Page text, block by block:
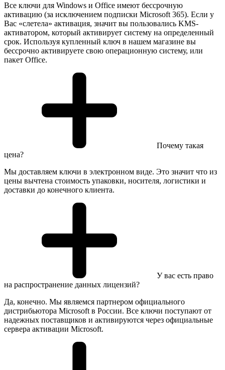
Все ключи для Windows и Office имеют бессрочную
активацию (за исключением подписки Microsoft 365). Если у
Вас «слетела» активация, значит вы пользовались KMS-
активатором, который активирует систему на определенный
срок. Используя купленный ключ в нашем магазине вы
бессрочно активируете свою операционную систему, или
пакет Office.
Почему такая
цена?
Мы доставляем ключи в электронном виде. Это значит что из
цены вычтена стоимость упаковки, носителя, логистики и
доставки до конечного клиента.
У вас есть право
на распространение данных лицензий?
Да, конечно. Мы являемся партнером официального
дистрибьютора Microsoft в России. Все ключи поступают от
надежных поставщиков и активируются через официальные
сервера активации Microsoft.